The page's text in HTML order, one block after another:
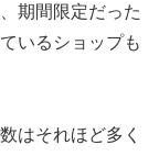
期間限定だった
いるショップも
はそれほど多く